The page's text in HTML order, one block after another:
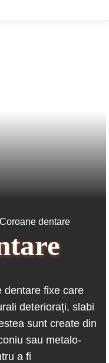
Coroane dentare
dentare fixe care
deteriorați, slabi
sunt create din
sau metalo-
a fi